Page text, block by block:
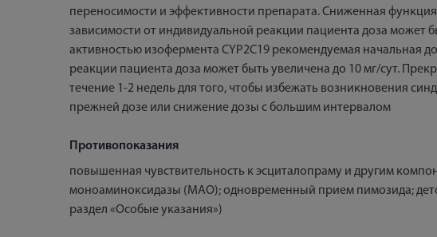
переносимости и эффективности препарата. Сниженная
зависимости от индивидуальной реакции пациента доза может
активностью изофермента CYP2C19 рекомендуемая начальная
реакции пациента доза может быть увеличена до 10 мг/сут.
течение 1-2 недель для того, чтобы избежать возникновения
прежней дозе или снижение дозы с большим интервалом
Противопоказания
повышенная чувствительность к эсциталопраму и другим
моноаминоксидазы (МАО); одновременный прием пимозида;
раздел «Особые указания»)